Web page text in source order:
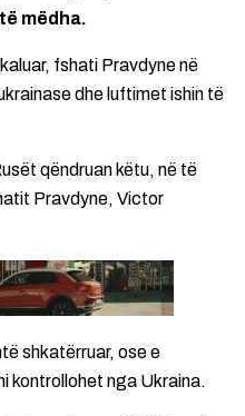
mëdha.
fshati Pravdyne në
dhe luftimet ishin të
qëndruan këtu, në të
Pravdyne, Victor
shkatërruar, ose e
kontrollohet nga Ukraina.